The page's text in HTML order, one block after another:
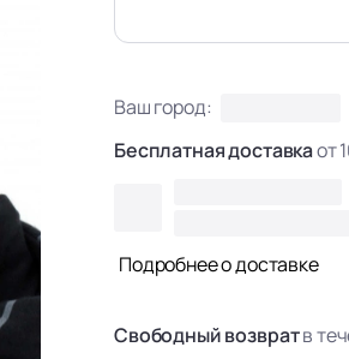
Ваш город:
Бесплатная доставкаот
Подробнее о доставке
Свободный возвратв